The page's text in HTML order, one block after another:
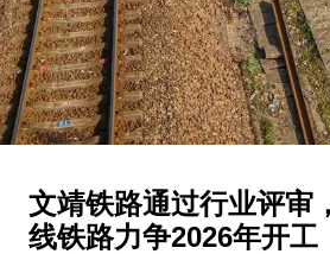
文靖铁路通过行业评审
线铁路力争2026年开工